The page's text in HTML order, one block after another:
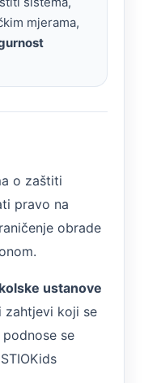
mjerama,
o zaštiti
pravo na
obrade
ustanove
zahtjevi koji se
se